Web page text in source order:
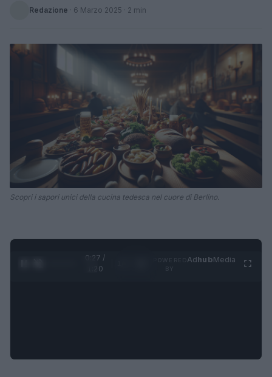
Redazione · 6 Marzo 2025 · 2 min
Scopri i sapori unici della cucina tedesca nel cuore di Berlino.
0:28 /
1:20
AdhubMedia